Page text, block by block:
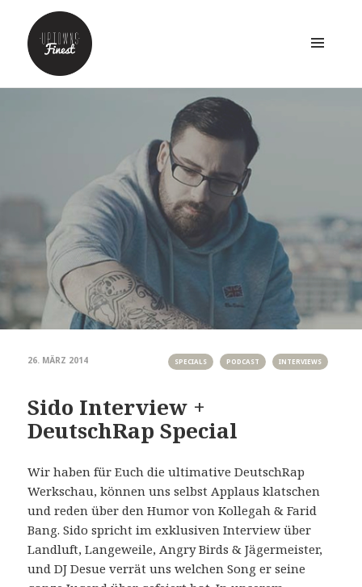
26. MÄRZ 2014 INTERVIEWS
PODCAST
SPECIALS
Sido Interview +
DeutschRap Special
Wir haben für Euch die ultimative DeutschRap
Werkschau, können uns selbst Applaus klatschen
und reden über den Humor von Kollegah & Farid
Bang. Sido spricht im exklusiven Interview über
Landluft, Langeweile, Angry Birds & Jägermeister,
und DJ Desue verrät uns welchen Song er seine